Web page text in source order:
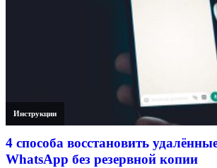
Инструкции
4 способа восстановить
WhatsApp без резервной копии